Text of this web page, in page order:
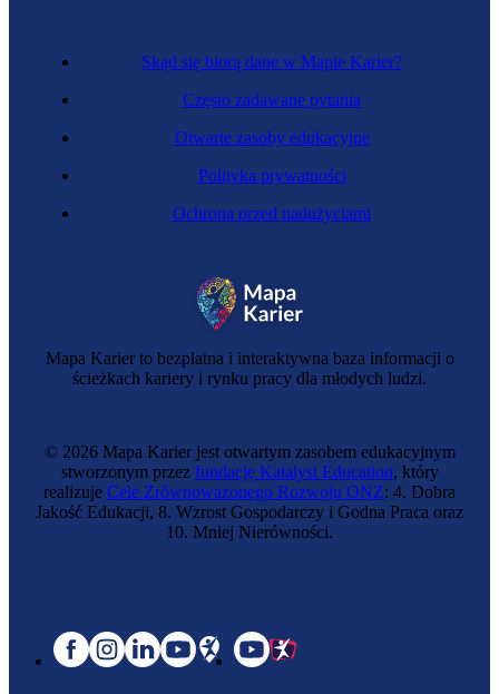
Mapa Karier to bezpłatna i interaktywna baza informacji o
ścieżkach kariery i rynku pracy dla młodych ludzi.
Skąd się biorą dane w Mapie Karier?
Często zadawane pytania
Otwarte zasoby edukacyjne
Polityka prywatności
Ochrona przed nadużyciami
© 2026 Mapa Karier jest otwartym zasobem edukacyjnym
stworzonym przez fundację Katalyst Education, który
realizuje Cele Zrównoważonego Rozwoju ONZ: 4. Dobra
Jakość Edukacji, 8. Wzrost Gospodarczy i Godna Praca oraz
10. Mniej Nierówności.